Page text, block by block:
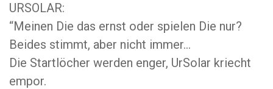
URSOLAR:
“Meinen Die das ernst oder spielen Die nur?
Beides stimmt, aber nicht immer…
Die Startlöcher werden enger, UrSolar kriecht
empor.